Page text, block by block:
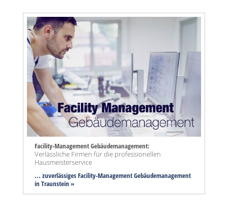
Facility-Management Gebäudemanagement:
Verlässliche Firmen für die professionellen
Hausmeisterservice
... zuverlässiges Facility-Management Gebäudemanagement
in Traunstein »